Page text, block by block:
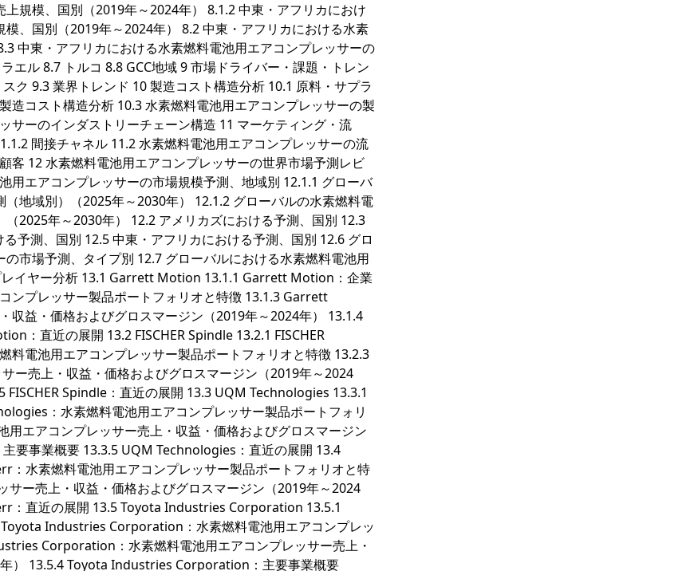
規模、国別（2019年～2024年） 8.1.2 中東・アフリカにおけ
、国別（2019年～2024年） 8.2 中東・アフリカにおける水素
中東・アフリカにおける水素燃料電池用エアコンプレッサーの
エル 8.7 トルコ 8.8 GCC地域 9 市場ドライバー・課題・トレン
ク 9.3 業界トレンド 10 製造コスト構造分析 10.1 原料・サプラ
造コスト構造分析 10.3 水素燃料電池用エアコンプレッサーの製
サーのインダストリーチェーン構造 11 マーケティング・流
間接チャネル 11.2 水素燃料電池用エアコンプレッサーの流
客 12 水素燃料電池用エアコンプレッサーの世界市場予測レビ
用エアコンプレッサーの市場規模予測、地域別 12.1.1 グローバ
地域別）（2025年～2030年） 12.1.2 グローバルの水素燃料電
2025年～2030年） 12.2 アメリカズにおける予測、国別 12.3
予測、国別 12.5 中東・アフリカにおける予測、国別 12.6 グロ
市場予測、タイプ別 12.7 グローバルにおける水素燃料電池用
レイヤー分析 13.1 Garrett Motion 13.1.1 Garrett Motion：企業
プレッサー製品ポートフォリオと特徴 13.1.3 Garrett
益・価格およびグロスマージン（2019年～2024年） 13.1.4
：直近の展開 13.2 FISCHER Spindle 13.2.1 FISCHER
料電池用エアコンプレッサー製品ポートフォリオと特徴 13.2.3
ー売上・収益・価格およびグロスマージン（2019年～2024
FISCHER Spindle：直近の展開 13.3 UQM Technologies 13.3.1
：水素燃料電池用エアコンプレッサー製品ポートフォリ
エアコンプレッサー売上・収益・価格およびグロスマージン
要事業概要 13.3.5 UQM Technologies：直近の展開 13.4
水素燃料電池用エアコンプレッサー製品ポートフォリオと特
ー売上・収益・価格およびグロスマージン（2019年～2024
：直近の展開 13.5 Toyota Industries Corporation 13.5.1
Industries Corporation：水素燃料電池用エアコンプレッ
Corporation：水素燃料電池用エアコンプレッサー売上・
） 13.5.4 Toyota Industries Corporation：主要事業概要